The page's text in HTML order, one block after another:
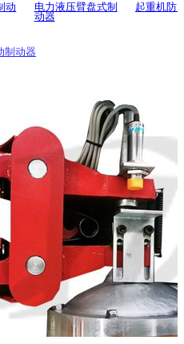
动
电力液压臂盘式制
动器
起重机防
制动器